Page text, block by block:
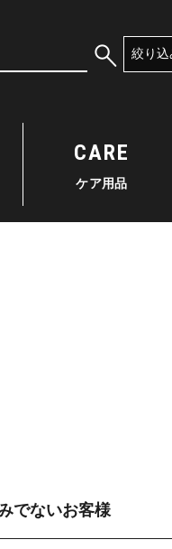
絞り込
CARE
ケア用品
でないお客様